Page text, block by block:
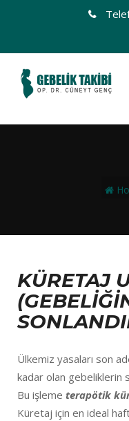
KÜRETAJ
Ülkemiz yasaları son
kadar olan gebeliklerin
Bu işleme terapötik
Küretaj için en ideal